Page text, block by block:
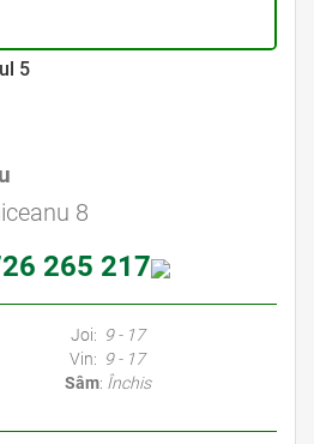
în Dreptul Familiei
5
8
265 217
Joi: 9 - 17
Vin: 9 - 17
Sâm: Închis